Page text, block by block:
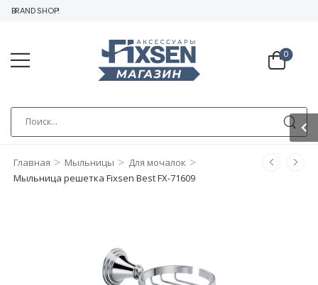
SHOP!
0
Главная > Мыльницы > Для мочалок >
Мыльница решетка Fixsen Best FX-71609